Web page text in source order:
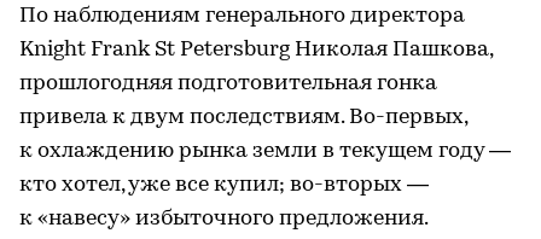
По наблюдениям генерального директора
Knight Frank St Petersburg Николая Пашкова,
прошлогодняя подготовительная гонка
привела к двум последствиям. Во-первых,
к охлаждению рынка земли в текущем году —
кто хотел, уже все купил; во-вторых —
к «навесу» избыточного предложения.